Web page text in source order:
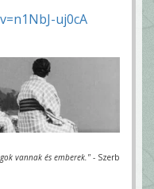
uj0cA
vannak és emberek." - Szerb